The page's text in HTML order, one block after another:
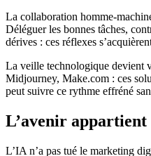
La collaboration homme-
Déléguer les bonnes tâches,
dérives : ces réflexes
La veille technologique devient
Midjourney, Make.com : ces
peut suivre ce rythme effréné
L’avenir appartient
L’IA n’a pas tué le marketing